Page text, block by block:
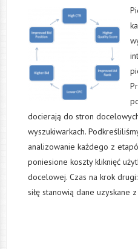
docierają do stron
wyszukiwarkach.
analizowanie każdego z
poniesione koszty kliknięć
docelowej. Czas na krok
siłę stanowią dane